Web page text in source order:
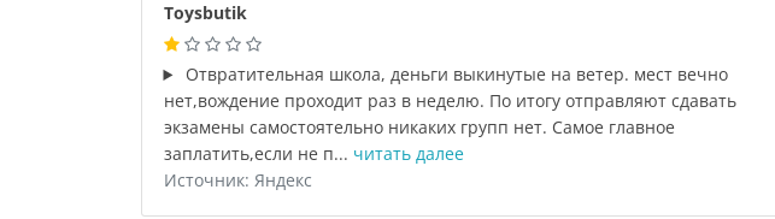
Toysbutik
Отвратительная школа, деньги выкинутые на ветер. мест вечно
нет,вождение проходит раз в неделю. По итогу отправляют сдавать
экзамены самостоятельно никаких групп нет. Самое главное
заплатить,если не п... читать далее
Источник: Яндекс